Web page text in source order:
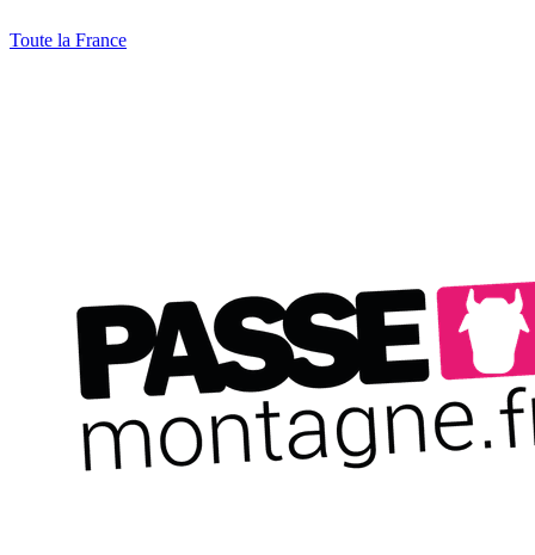
Toute la France